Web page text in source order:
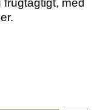
med